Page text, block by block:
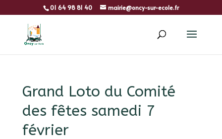
01 64 98 81 40 mairie@oncy-sur-ecole.fr
Grand Loto du Comité
des fêtes samedi 7
février